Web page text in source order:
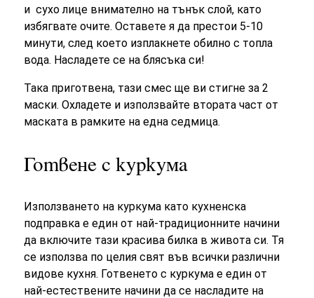
и сухо лице внимателно на тънък слой, като
избягвате очите. Оставете я да престои 5-10
минути, след което изплакнете обилно с топла
вода. Насладете се на блясъка си!
Така приготвена, тази смес ще ви стигне за 2
маски. Охладете и използвайте втората част от
маската в рамките на една седмица.
Готвене с куркума
Използването на куркума като кухненска
подправка е един от най-традиционните начини
да включите тази красива билка в живота си. Тя
се използва по целия свят във всички различни
видове кухня. Готвенето с куркума е един от
най-естествените начини да се насладите на